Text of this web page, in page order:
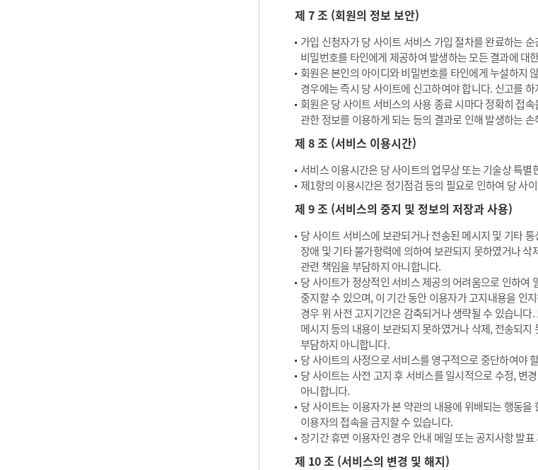
제 7 조 (회원의 정보 보안)
가입 신청자가 당 사이트 서비스 가입 절차를 완료하는
비밀번호를 타인에게 제공하여 발생하는 모든 결과에 대
회원은 본인의 아이디와 비밀번호를 타인에게 누설하지
경우에는 즉시 당 사이트에 신고하여야 합니다. 신고를
회원은 당 사이트 서비스의 사용 종료 시마다 정확히 접
관한 정보를 이용하게 되는 등의 결과로 인해 발생하는
제 8 조 (서비스 이용시간)
서비스 이용시간은 당 사이트의 업무상 또는 기술상 특
제1항의 이용시간은 정기점검 등의 필요로 인하여 당 사
제 9 조 (서비스의 중지 및 정보의 저장과 사용)
당 사이트 서비스에 보관되거나 전송된 메시지 및 기타
장애 및 기타 불가항력에 의하여 보관되지 못하였거나
관련 책임을 부담하지 아니합니다.
당 사이트가 정상적인 서비스 제공의 어려움으로 인하여
중지할 수 있으며, 이 기간 동안 이용자가 고지내용을 인
경우 위 사전 고지기간은 감축되거나 생략될 수 있습니
메시지 등의 내용이 보관되지 못하였거나 삭제, 전송되
부담하지 아니합니다.
당 사이트의 사정으로 서비스를 영구적으로 중단하여야
당 사이트는 사전 고지 후 서비스를 일시적으로 수정, 변
아니합니다.
당 사이트는 이용자가 본 약관의 내용에 위배되는 행동
이용자의 접속을 금지할 수 있습니다.
장기간 휴면 이용자인 경우 안내 메일 또는 공지사항 발
제 10 조 (서비스의 변경 및 해지)